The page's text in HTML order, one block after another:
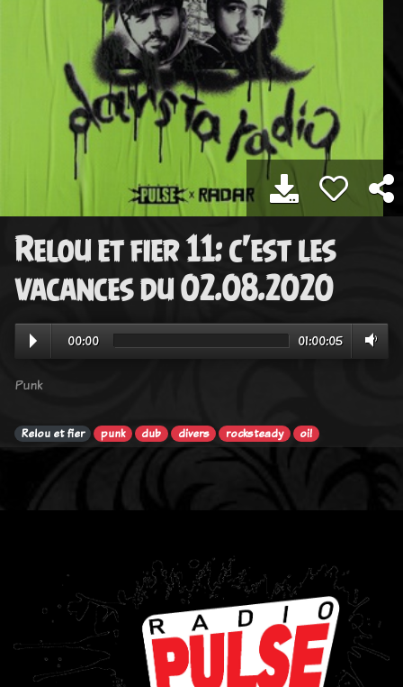
Relou et fier 11: c'est les
vacances du 02.08.2020
00:00 01:00:05
Punk
Relou et fier punk dub divers rocksteady oi!